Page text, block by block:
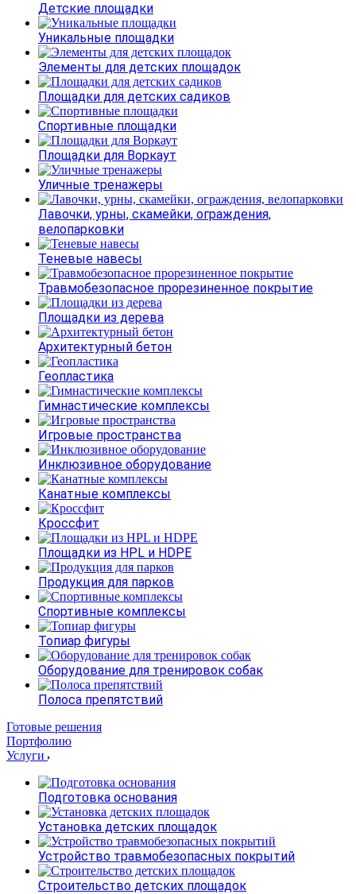
Детские площадки
Уникальные площадки
Элементы для детских площадок
Площадки для детских садиков
Спортивные площадки
Площадки для Воркаут
Уличные тренажеры
Лавочки, урны, скамейки, ограждения,
велопарковки
Теневые навесы
Травмобезопасное прорезиненное покрытие
Площадки из дерева
Архитектурный бетон
Геопластика
Гимнастические комплексы
Игровые пространства
Инклюзивное оборудование
Канатные комплексы
Кроссфит
Площадки из HPL и HDPE
Продукция для парков
Спортивные комплексы
Топиар фигуры
Оборудование для тренировок собак
Полоса препятствий
Готовые решения
Портфолию
Услуги
Подготовка основания
Установка детских площадок
Устройство травмобезопасных покрытий
Строительство детских площадок